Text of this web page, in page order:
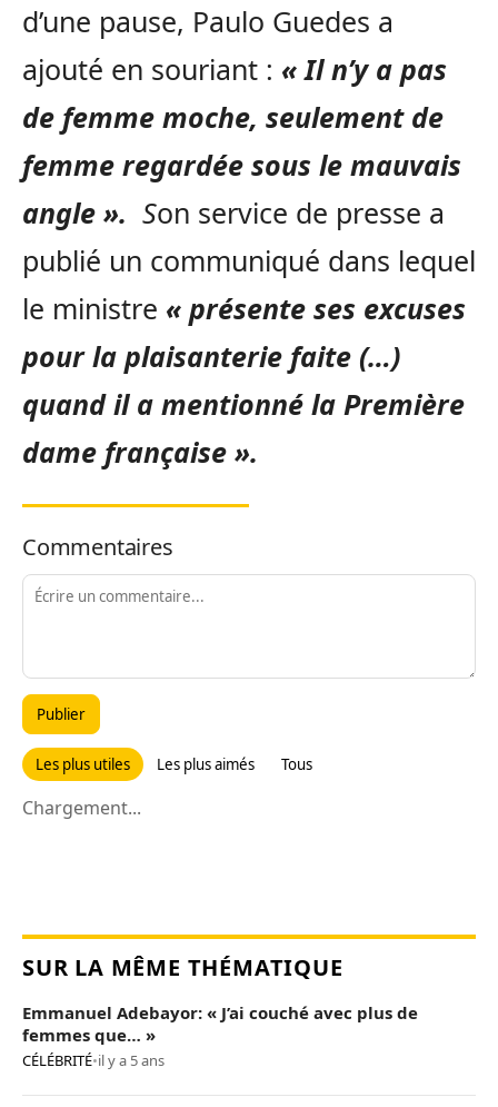
d’une pause, Paulo Guedes a
ajouté en souriant : « Il n’y a pas
de femme moche, seulement de
femme regardée sous le mauvais
angle ». Son service de presse a
publié un communiqué dans lequel
le ministre « présente ses excuses
pour la plaisanterie faite (…)
quand il a mentionné la Première
dame française ».
Commentaires
Publier
Les plus utiles Les plus aimés Tous
Chargement...
SUR LA MÊME THÉMATIQUE
Emmanuel Adebayor: « J’ai couché avec plus de
femmes que… »
CÉLÉBRITÉ•il y a 5 ans